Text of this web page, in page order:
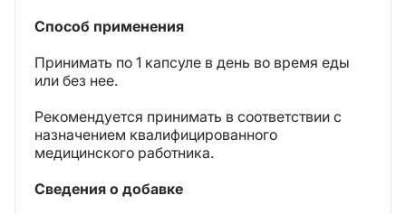
Способ применения
Принимать по 1 капсуле в день во время еды
или без нее.
Рекомендуется принимать в соответствии с
назначением квалифицированного
медицинского работника.
Сведения о добавке